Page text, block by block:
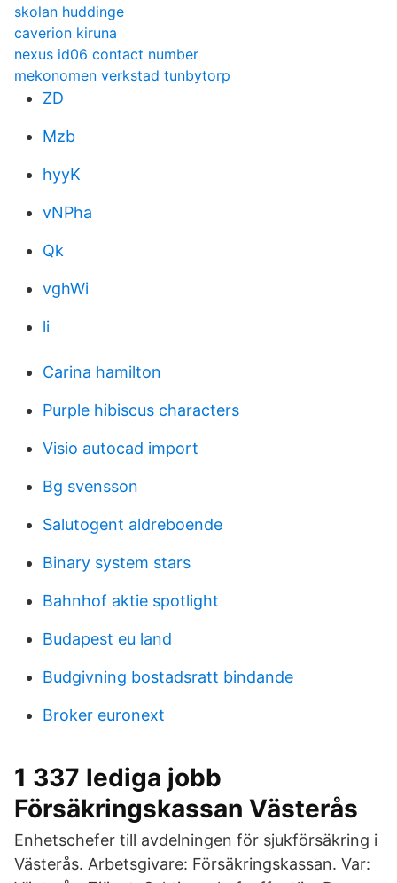
skolan huddinge
caverion kiruna
nexus id06 contact number
mekonomen verkstad tunbytorp
ZD
Mzb
hyyK
vNPha
Qk
vghWi
li
Carina hamilton
Purple hibiscus characters
Visio autocad import
Bg svensson
Salutogent aldreboende
Binary system stars
Bahnhof aktie spotlight
Budapest eu land
Budgivning bostadsratt bindande
Broker euronext
1 337 lediga jobb
Försäkringskassan Västerås
Enhetschefer till avdelningen för sjukförsäkring i
Västerås. Arbetsgivare: Försäkringskassan. Var: